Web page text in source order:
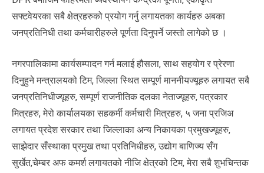
सफ्टवेयरका सबै क्षेत्रहरुको प्रयोग गर्नु लगायतका कार्यहरु अबका
जनप्रतिनिधी तथा कर्मचारीहरुले पूर्णता दिनुपर्ने जस्तो लागेको छ ।
नगरपालिकामा कार्यसम्पादन गर्न मलाई हौसला, साथ सहयोग र प्रेरणा
दिनुहुने मन्त्रालयको टिम, जिल्ला स्थित सम्पूर्ण माननीयज्यूहरु लगायत सबै
जनप्रतिनिधीज्यूहरु, सम्पूर्ण राजनीतिक दलका नेताज्यूहरु, पत्रकार
मित्रहरु, मेरो कार्यालयका सहकर्मी कर्मचारी मित्रहरु, ५ जना प्रजिअ
लगायत प्रदेश सरकार तथा जिल्लाका अन्य निकायका प्रमुखज्यूहरु,
साझेदार सँस्थाका प्रमुख तथा प्रतिनिधीहरु, उद्योग बाणिज्य सँग
सुर्खेत,चेम्बर अफ कमर्श लगायतको नीजि क्षेत्रको टिम, मेरा सबै शुभचिन्तक